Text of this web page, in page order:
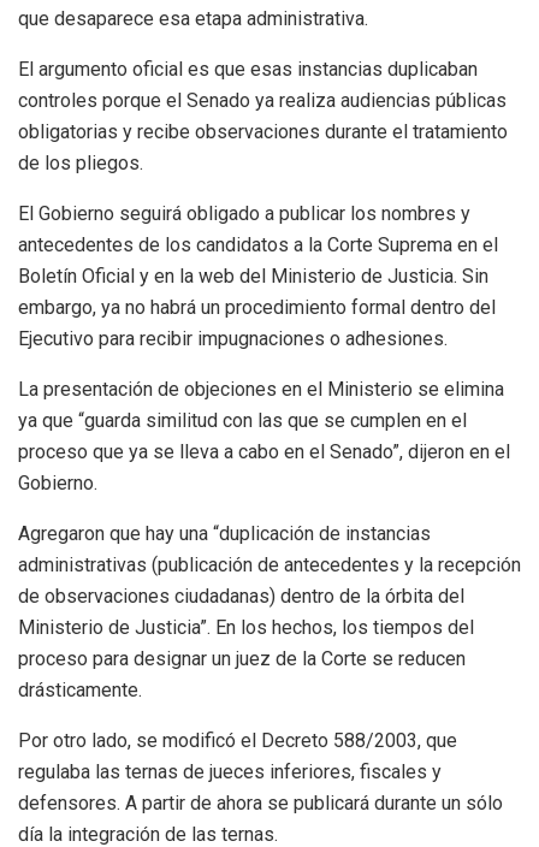
que desaparece esa etapa administrativa.
El argumento oficial es que esas instancias duplicaban
controles porque el Senado ya realiza audiencias públicas
obligatorias y recibe observaciones durante el tratamiento
de los pliegos.
El Gobierno seguirá obligado a publicar los nombres y
antecedentes de los candidatos a la Corte Suprema en el
Boletín Oficial y en la web del Ministerio de Justicia. Sin
embargo, ya no habrá un procedimiento formal dentro del
Ejecutivo para recibir impugnaciones o adhesiones.
La presentación de objeciones en el Ministerio se elimina
ya que “guarda similitud con las que se cumplen en el
proceso que ya se lleva a cabo en el Senado”, dijeron en el
Gobierno.
Agregaron que hay una “duplicación de instancias
administrativas (publicación de antecedentes y la recepción
de observaciones ciudadanas) dentro de la órbita del
Ministerio de Justicia”. En los hechos, los tiempos del
proceso para designar un juez de la Corte se reducen
drásticamente.
Por otro lado, se modificó el Decreto 588/2003, que
regulaba las ternas de jueces inferiores, fiscales y
defensores. A partir de ahora se publicará durante un sólo
día la integración de las ternas.